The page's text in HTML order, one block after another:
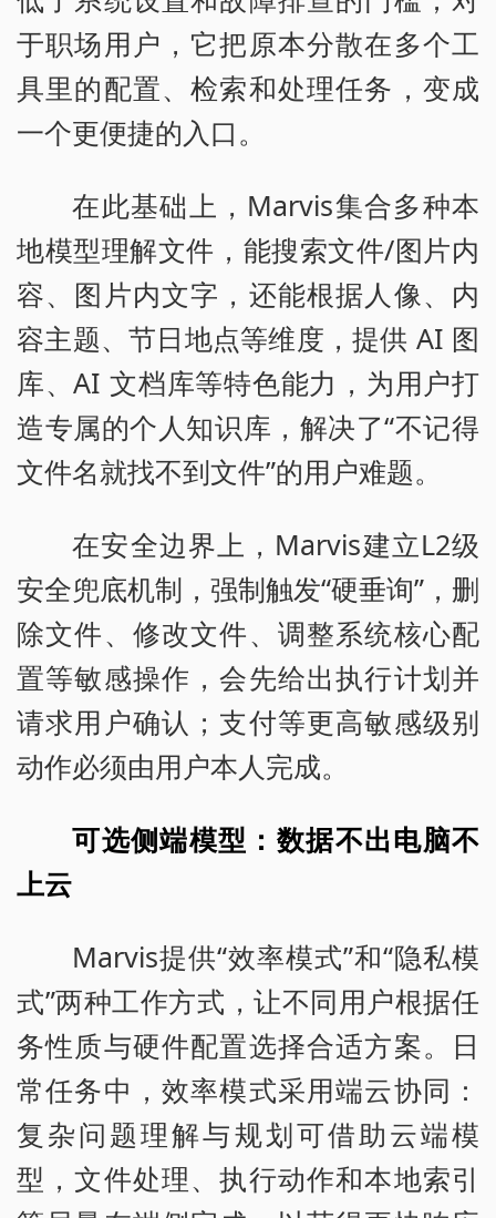
于职场用户，它把原本分散在多个工
具里的配置、检索和处理任务，变成
一个更便捷的入口。
在此基础上，Marvis集合多种本
地模型理解文件，能搜索文件/图片内
容、图片内文字，还能根据人像、内
容主题、节日地点等维度，提供 AI 图
库、AI 文档库等特色能力，为用户打
造专属的个人知识库，解决了“不记得
文件名就找不到文件”的用户难题。
在安全边界上，Marvis建立L2级
安全兜底机制，强制触发“硬垂询”，删
除文件、修改文件、调整系统核心配
置等敏感操作，会先给出执行计划并
请求用户确认；支付等更高敏感级别
动作必须由用户本人完成。
可选侧端模型：数据不出电脑不
上云
Marvis提供“效率模式”和“隐私模
式”两种工作方式，让不同用户根据任
务性质与硬件配置选择合适方案。日
常任务中，效率模式采用端云协同：
复杂问题理解与规划可借助云端模
型，文件处理、执行动作和本地索引